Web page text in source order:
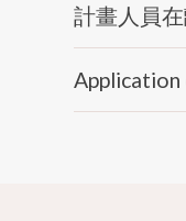
計畫人員